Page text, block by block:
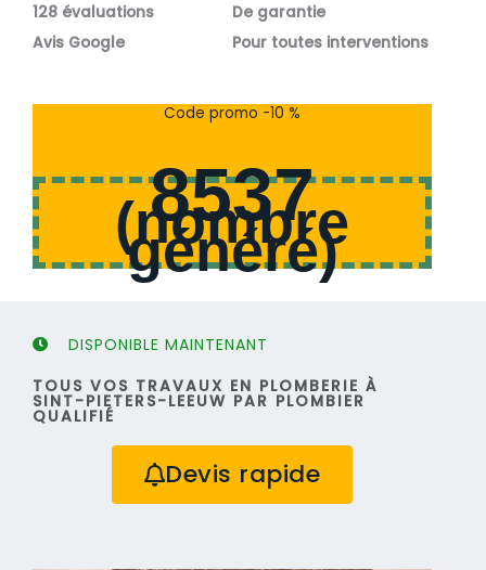
o
s
128 évaluations
Avis Google
o
s
De garantie
Pour toutes interventions
Code promo -10 %
8537
(nombre
généré)
DISPONIBLE MAINTENANT
TOUS VOS TRAVAUX EN PLOMBERIE À
SINT-PIETERS-LEEUW PAR PLOMBIER
QUALIFIÉ
Devis rapide